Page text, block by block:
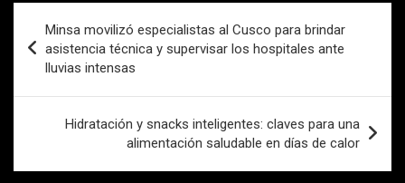
de
entradas
Minsa movilizó especialistas al Cusco para brindar
asistencia técnica y supervisar los hospitales ante
lluvias intensas
Hidratación y snacks inteligentes: claves para una
alimentación saludable en días de calor